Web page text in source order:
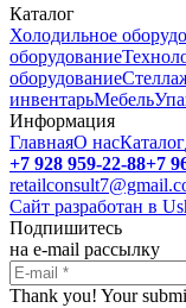
Каталог
Холодильное
оборудование
оборудование
инвентарьМебель
Информация
ГлавнаяО насКаталог
+7 928 959-22-88+7
Сайт разработан в
Подпишитесь
на e-mail рассылку
Thank you! Your